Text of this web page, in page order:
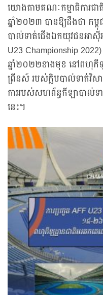
យោងតាមគណៈកម្មាធិការជ
ឆ្នាំ២០២៣ បានឱ្យដឹងថា កម្ពុ
បាល់ទាត់ជើងឯកយុវជនអាស៊ី
U23 Championship
ឆ្នាំ២០២២ខាងមុខ នៅពហុកីឡ
ព្រីនស៍ របស់ក្លិបបាល់ទាត់វិសា
ការរបស់សហព័ន្ធកីឡាបាល់ទា
នេះ។